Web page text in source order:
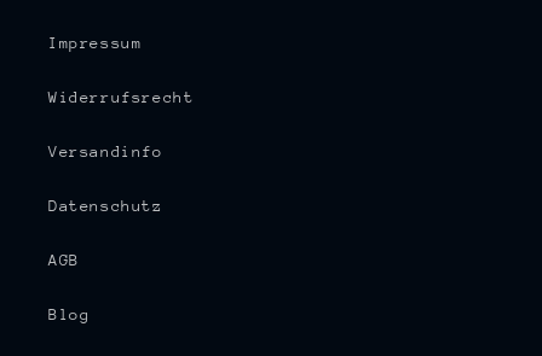
Impressum
Widerrufsrecht
Versandinfo
Datenschutz
AGB
Blog